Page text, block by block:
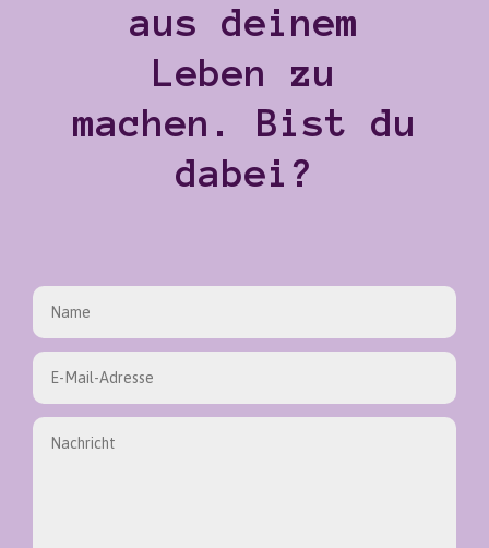
aus deinem
Leben zu
machen. Bist du
dabei?